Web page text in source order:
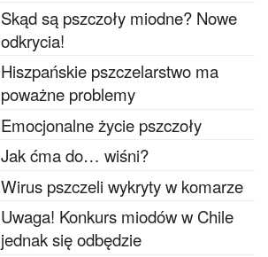
Skąd są pszczoły miodne? Nowe
odkrycia!
Hiszpańskie pszczelarstwo ma
poważne problemy
Emocjonalne życie pszczoły
Jak ćma do… wiśni?
Wirus pszczeli wykryty w komarze
Uwaga! Konkurs miodów w Chile
jednak się odbędzie